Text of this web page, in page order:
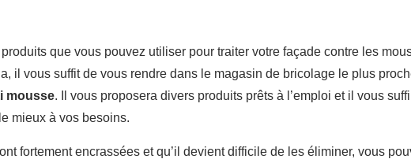
produits que vous pouvez utiliser pour traiter votre façade contre les
il vous suffit de vous rendre dans le magasin de bricolage le plus
mousse. Il vous proposera divers produits prêts à l’emploi et il vous
mieux à vos besoins.
fortement encrassées et qu’il devient difficile de les éliminer, vous